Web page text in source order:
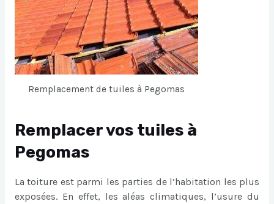
Remplacement de tuiles à Pegomas
Remplacer vos tuiles à
Pegomas
La toiture est parmi les parties de l’habitation les plus
exposées. En effet, les aléas climatiques, l’usure du